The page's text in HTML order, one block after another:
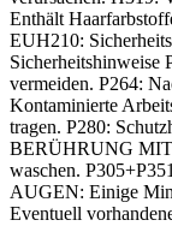
Enthält
EUH210:
Sicherheitshinweise
vermeiden. P264:
Kontaminierte
tragen. P280:
BERÜHRUNG MIT
waschen.
AUGEN: Einige
Eventuell